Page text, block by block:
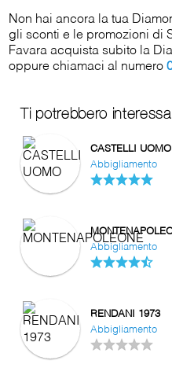
Non hai ancora la tua
gli sconti e le promozioni di
Favara acquista subito la
oppure chiamaci al numero
Ti potrebbero
CASTELLI UOMO
Abbigliamento
Abbigliamento
RENDANI 1973
Abbigliamento